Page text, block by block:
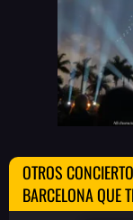
OTROS
BARCELONA QUE